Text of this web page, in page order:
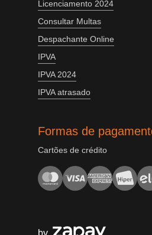
Licenciamento 2024
Consultar Multas
Despachante Online
IPVA
IPVA 2024
IPVA atrasado
Formas de
Cartões de crédito
by